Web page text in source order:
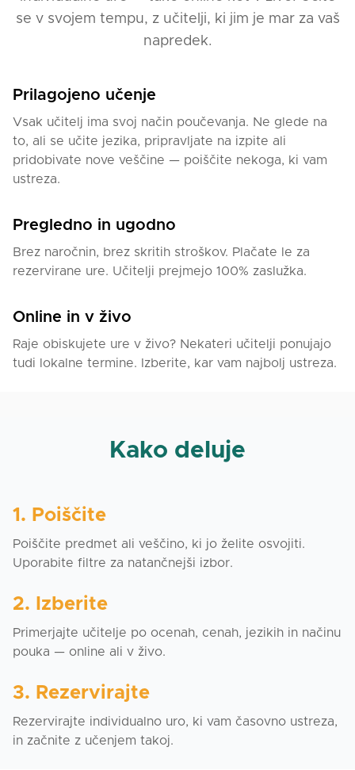
Med mojimi urami bodo učenci:
komunikacijo.
govoru.
- Razumeli osnovne slovnične strukture in pravila
ruskega jezika.
- Razvili veščine poslušanja, branja in pisanja prek
- Spoznali rusko kulturo in načine izražanja prek
avtentičnih materialov.
Če želite učiti ruski jezik na zanimiv in dostopen
se v svojem tempu, z učitelji, ki jim je mar za vaš
napredek.
Prilagojeno učenje
Vsak učitelj ima svoj način poučevanja. Ne glede na
to, ali se učite jezika, pripravljate na izpite ali
pridobivate nove veščine — poiščite nekoga, ki vam
ustreza.
Pregledno in ugodno
Brez naročnin, brez skritih stroškov. Plačate le za
rezervirane ure. Učitelji prejmejo 100% zaslužka.
Online in v živo
Raje obiskujete ure v živo? Nekateri učitelji ponujajo
tudi lokalne termine. Izberite, kar vam najbolj ustreza.
Kako deluje
1. Poiščite
Poiščite predmet ali veščino, ki jo želite osvojiti.
Uporabite filtre za natančnejši izbor.
2. Izberite
Primerjajte učitelje po ocenah, cenah, jezikih in načinu
pouka — online ali v živo.
3. Rezervirajte
Rezervirajte individualno uro, ki vam časovno ustreza,
in začnite z učenjem takoj.